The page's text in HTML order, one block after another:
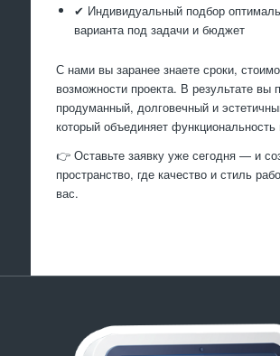
✔ Индивидуальный подбор
варианта под задачи и бюджет
С нами вы заранее знаете сроки,
возможности проекта. В результате вы
продуманный, долговечный и
который объединяет
👉 Оставьте заявку уже сегодня — и
пространство, где качество и стиль
вас.